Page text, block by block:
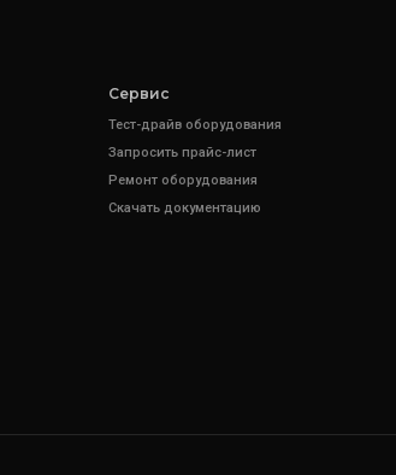
Сервис
Тест-драйв оборудования
Запросить прайс-лист
Ремонт оборудования
Скачать документацию